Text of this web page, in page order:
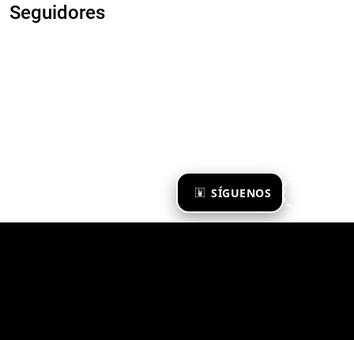
SÍGUENOS
Seguidores